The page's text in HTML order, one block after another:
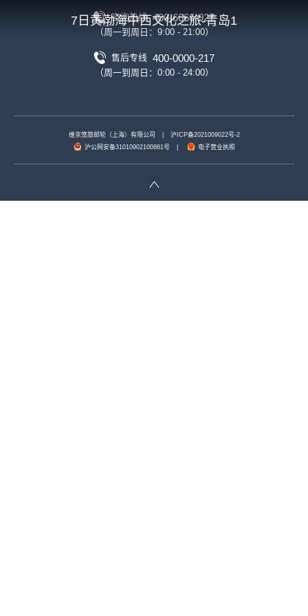
7日黄渤海中西文化之旅-青岛1
咨询热线 400-6666-927
（周一到周日：9:00 - 21:00）
售后专线 400-0000-217
（周一到周日：0:00 - 24:00）
维京悠旅邮轮（上海）有限公司
沪ICP备2021009022号-2
沪公网安备31010902100861号
电子营业执照